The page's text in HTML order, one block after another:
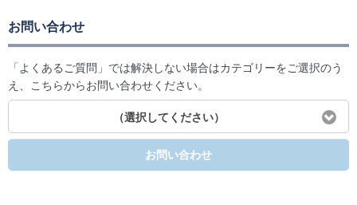
お問い合わせ
「よくあるご質問」では解決しない場合はカテゴリーをご選択のう
え、こちらからお問い合わせください。
（選択してください）
お問い合わせ